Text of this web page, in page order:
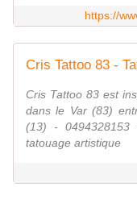
https://
Cris Tattoo 83 est
dans le Var (83)
(13) - 0494328153
tatouage artistique